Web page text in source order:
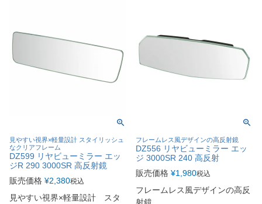
見やすい視界×軽量設計 スタイリッシュ
なクリアフレーム
DZ599 リヤビューミラー エッ
ジR 290 3000SR 高反射鏡
販売価格 ¥2,380税込
見やすい視界×軽量設計 スタ
フレームレス風デザインの高反射鏡
DZ556 リヤビューミラー エッ
ジ 3000SR 240 高反射
販売価格 ¥1,980税込
フレームレス風デザインの高反